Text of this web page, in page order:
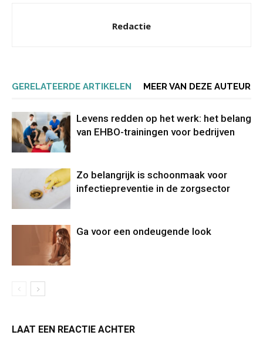
Redactie
GERELATEERDE ARTIKELEN MEER VAN DEZE AUTEUR
Levens redden op het werk: het belang
van EHBO-trainingen voor bedrijven
Zo belangrijk is schoonmaak voor
infectiepreventie in de zorgsector
Ga voor een ondeugende look
LAAT EEN REACTIE ACHTER